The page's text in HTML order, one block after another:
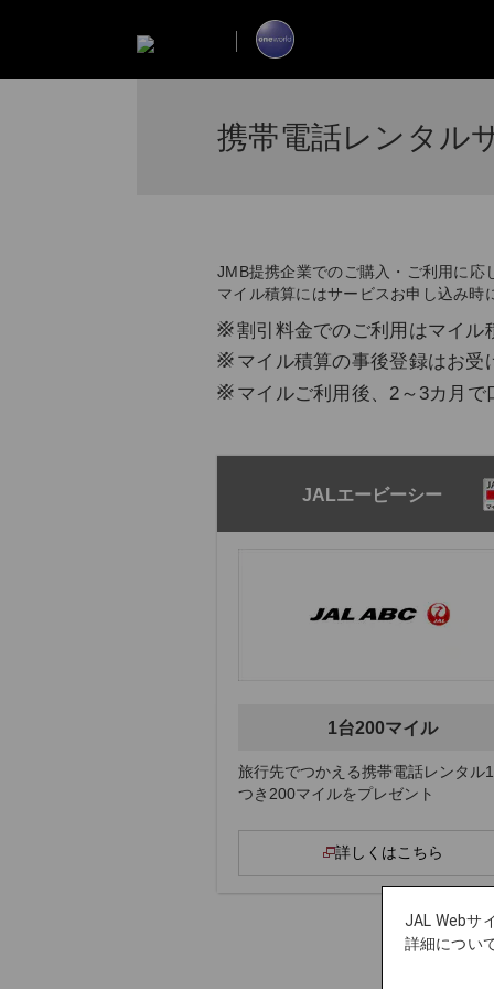
携帯電話レンタル
JMB提携企業でのご購入・ご利用に応
マイル積算にはサービスお申し込み
※割引料金でのご利用はマイ
※ マイル積算の事後登録はお受
※ マイルご利用後、2～3カ月
JALエービーシー
1台200マイル
旅行先でつかえる携帯電話レンタル
つき200マイルをプレゼント
詳しくはこちら
JAL Webサ
詳細につい